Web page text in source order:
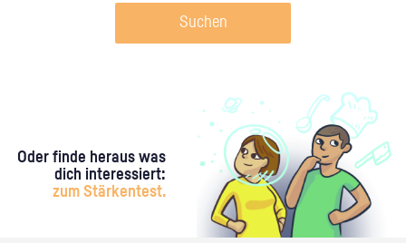
Suchen
Oder finde heraus was
dich interessiert:
zum Stärkentest.